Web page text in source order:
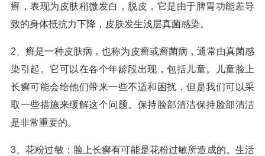
癣，表现为皮肤稍微发白，脱皮，它是由于脾胃功能差导
致的身体抵抗力下降，皮肤发生浅层真菌感染。
2、癣是一种皮肤病，也称为皮癣或癣菌病，通常由真菌感
染引起。它可以在各个年龄段出现，包括儿童。儿童脸上
长癣可能会给他们带来一些不适和困扰，但是我们可以采
取一些措施来缓解这个问题。保持脸部清洁保持脸部清洁
是非常重要的。
3、花粉过敏：脸上长癣有可能是花粉过敏所造成的。生活